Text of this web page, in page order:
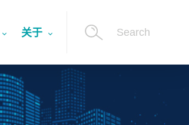
关于 Search